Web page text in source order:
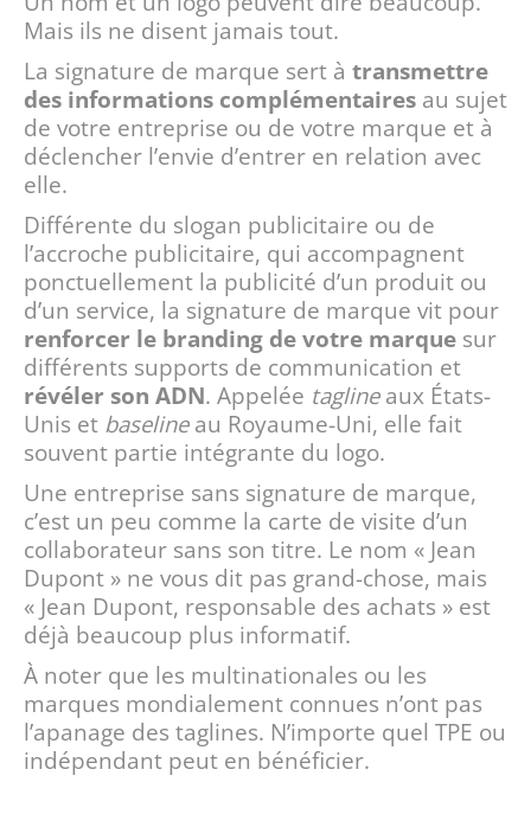
Mais ils ne disent jamais tout.
La signature de marque sert à transmettre
des informations complémentaires au sujet
de votre entreprise ou de votre marque et à
déclencher l’envie d’entrer en relation avec
elle.
Différente du slogan publicitaire ou de
l’accroche publicitaire, qui accompagnent
ponctuellement la publicité d’un produit ou
d’un service, la signature de marque vit pour
renforcer le branding de votre marque sur
différents supports de communication et
révéler son ADN. Appelée taglineaux États-
Unis et baselineau Royaume-Uni, elle fait
souvent partie intégrante du logo.
Une entreprise sans signature de marque,
c’est un peu comme la carte de visite d’un
collaborateur sans son titre. Le nom « Jean
Dupont » ne vous dit pas grand-chose, mais
« Jean Dupont, responsable des achats » est
déjà beaucoup plus informatif.
À noter que les multinationales ou les
marques mondialement connues n’ont pas
l’apanage des taglines. N’importe quel TPE ou
indépendant peut en bénéficier.